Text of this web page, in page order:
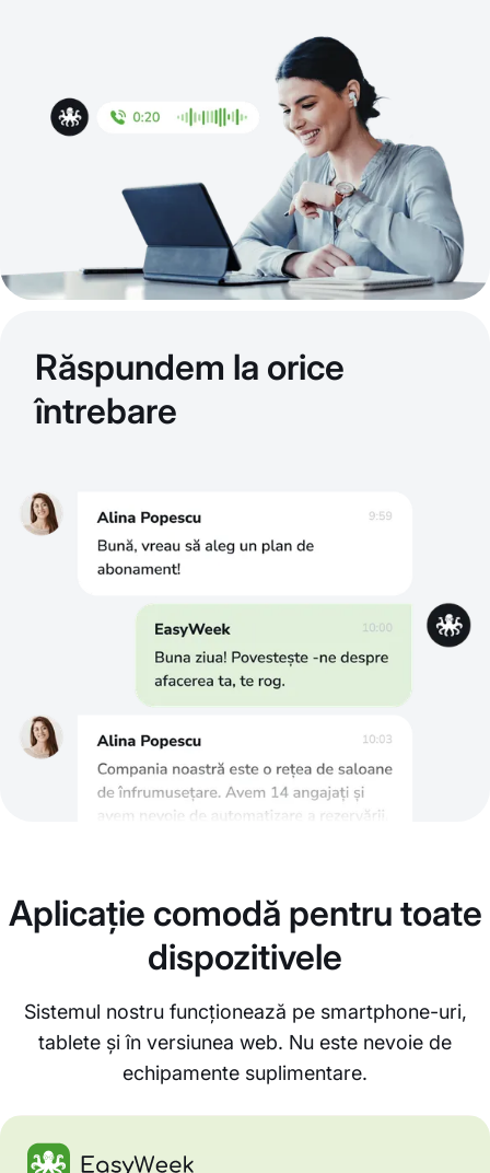
Răspundem la orice
întrebare
Aplicație comodă pentru toate
dispozitivele
Sistemul nostru funcționează pe smartphone-uri,
tablete și în versiunea web. Nu este nevoie de
echipamente suplimentare.